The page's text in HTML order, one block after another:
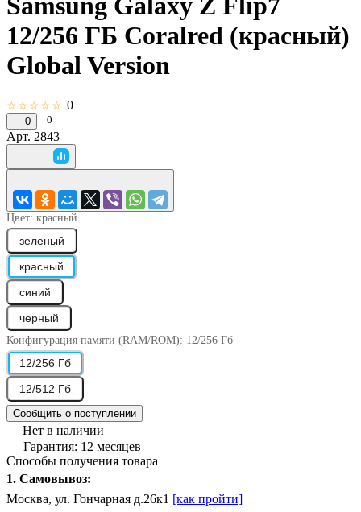
Samsung Galaxy Z Flip7
12/256 ГБ Coralred (красный)
Global Version
☆☆☆☆☆ 0
0 0
Арт. 2843
Цвет: красный
зеленый
красный
синий
черный
Конфигурация памяти (RAM/ROM): 12/256 Гб
12/256 Гб
12/512 Гб
Сообщить о поступлении
Нет в наличии
Гарантия: 12 месяцев
Способы получения товара
1. Самовывоз:
Москва, ул. Гончарная д.26к1 [как пройти]